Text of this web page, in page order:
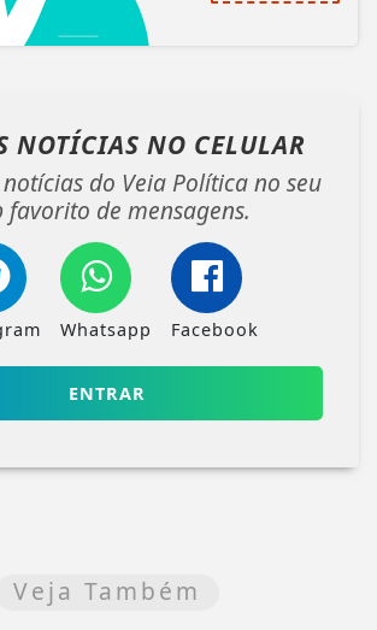
NOTÍCIAS NO CELULAR
notícias do Veia Política no seu
favorito de mensagens.
Whatsapp Facebook
ENTRAR
Veja Também